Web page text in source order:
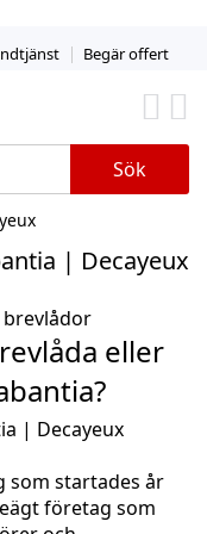
Begär offert
Sök
| Decayeux
eller
| Decayeux
som startades år
företag som